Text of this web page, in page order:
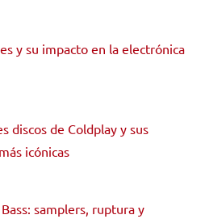
y su impacto en la electrónica
discos de Coldplay y sus
icónicas
samplers, ruptura y